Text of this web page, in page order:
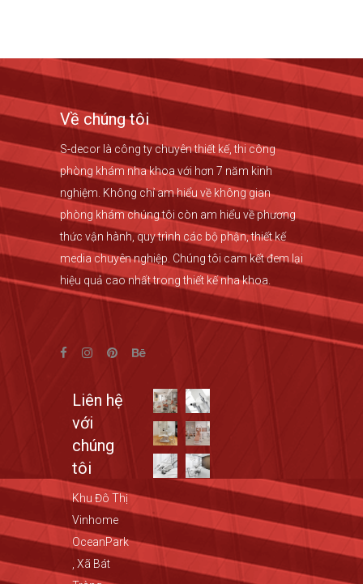
Về chúng tôi
S-decor là công ty chuyên thiết kế, thi công
phòng khám nha khoa với hơn 7 năm kinh
nghiệm. Không chỉ am hiểu về không gian
phòng khám chúng tôi còn am hiểu về phương
thức vận hành, quy trình các bộ phận, thiết kế
media chuyên nghiệp. Chúng tôi cam kết đem lại
hiệu quả cao nhất trong thiết kế nha khoa.
Liên hệ
với
chúng
tôi
Khu Đô Thị
Vinhome
OceanPark
, Xã Bát